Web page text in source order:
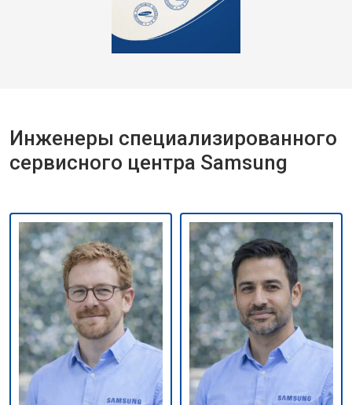
Инженеры специализированного
сервисного центра Samsung